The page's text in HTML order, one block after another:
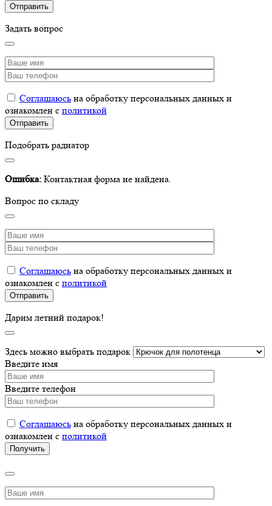
Задать вопрос
Соглашаюсь на обработку персональных данных и
ознакомлен с политикой
Подобрать радиатор
Ошибка: Контактная форма не найдена.
Вопрос по складу
Соглашаюсь на обработку персональных данных и
ознакомлен с политикой
Дарим летний подарок!
Здесь можно выбрать подарок
Введите имя
Введите телефон
Соглашаюсь на обработку персональных данных и
ознакомлен с политикой